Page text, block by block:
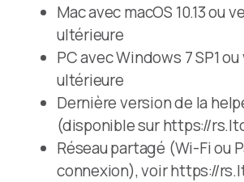
Mac avec macOS 10.13 ou
ultérieure
PC avec Windows 7 SP1
ultérieure
Dernière version de la
(disponible sur https://
Réseau partagé (Wi-Fi ou
connexion), voir https://